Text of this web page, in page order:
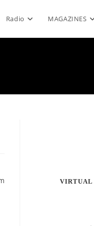
Radio MAGAZINES
VIRTUAL